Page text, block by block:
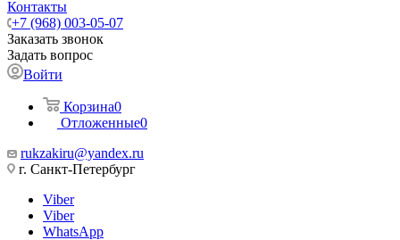
Контакты
+7 (968) 003-05-07
Заказать звонок
Задать вопрос
Войти
Корзина0
Отложенные0
rukzakiru@yandex.ru
г. Санкт-Петербург
Viber
Viber
WhatsApp